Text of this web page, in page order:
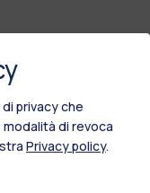
privacy che
di revoca
Privacy policy.